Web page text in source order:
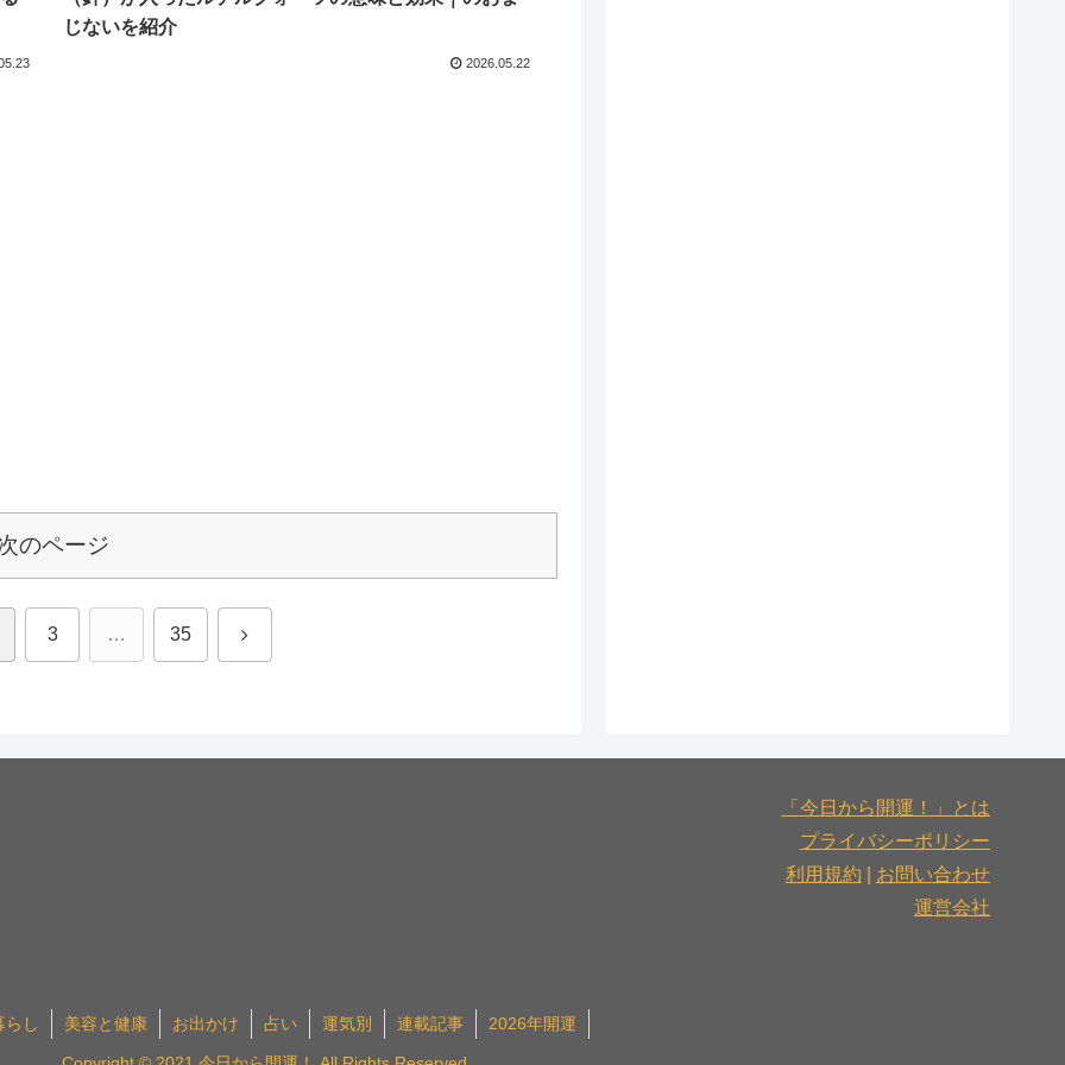
じないを紹介
2026.05.22
のページ
3 … 35 次
「今日から開運！」とは
プライバシーポリシー
利用規約
お問い合わせ
運営会社
らし 美容と健康 お出かけ 占い 運気別 連載記事 2026年開運